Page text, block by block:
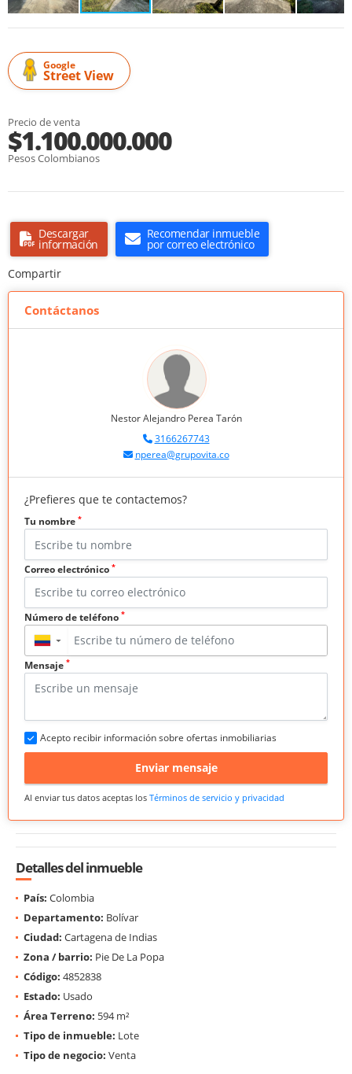
Google
Street View
Precio de venta
$1.100.000.000
Pesos Colombianos
Descargar
información
Recomendar inmueble
por correo electrónico
Compartir
Contáctanos
Nestor Alejandro Perea Tarón
3166267743
nperea@grupovita.co
¿Prefieres que te contactemos?
Tu nombre *
Correo electrónico *
Número de teléfono *
▼
Mensaje *
Acepto recibir información sobre ofertas inmobiliarias
Enviar mensaje
Al enviar tus datos aceptas los Términos de servicio y privacidad
Detalles del inmueble
País: Colombia
Departamento: Bolívar
Ciudad: Cartagena de Indias
Zona / barrio: Pie De La Popa
Código: 4852838
Estado: Usado
Área Terreno: 594 m²
Tipo de inmueble: Lote
Tipo de negocio: Venta